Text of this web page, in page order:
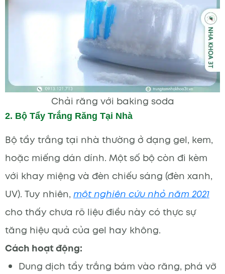
Chải răng với baking soda
2. Bộ Tẩy Trắng Răng Tại Nhà
Bộ tẩy trắng tại nhà thường ở dạng gel, kem,
hoặc miếng dán dính. Một số bộ còn đi kèm
với khay miệng và đèn chiếu sáng (đèn xanh,
UV). Tuy nhiên,một nghiên cứu nhỏ năm 2021
cho thấy chưa rõ liệu điều này có thực sự
tăng hiệu quả của gel hay không.
Cách hoạt động:
Dung dịch tẩy trắng bám vào răng, phá vỡ